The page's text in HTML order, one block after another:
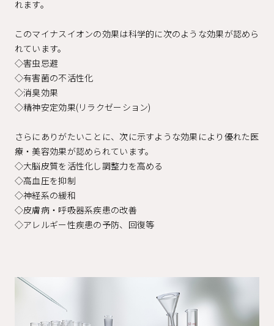
れます。
このマイナスイオンの効果は科学的に次のような効果が認めら
れています。
◇害虫忌避
◇有害菌の不活性化
◇消臭効果
◇精神安定効果(リラクゼーション)
さらにありがたいことに、次に示すような効果により優れた医
療・美容効果が認められています。
◇大脳皮質を活性化し調整力を高める
◇高血圧を抑制
◇神経系の緩和
◇皮膚病・呼吸器系疾患の改善
◇アレルギー性疾患の予防、回復等